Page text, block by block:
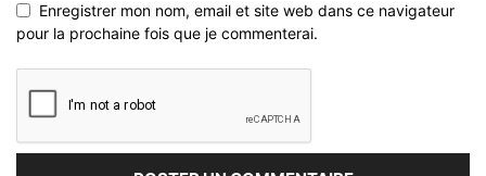
Enregistrer mon nom, email et site web dans ce navigateur
pour la prochaine fois que je commenterai.